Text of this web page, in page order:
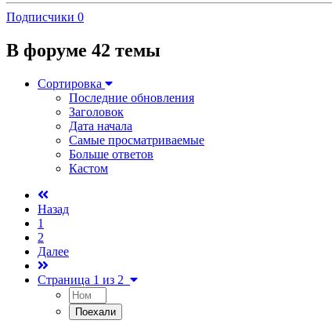
Подписчики 0
В форуме 42 темы
Сортировка
Последние обновления
Заголовок
Дата начала
Самые просматриваемые
Больше ответов
Кастом
Назад
1
2
Далее
Страница 1 из 2